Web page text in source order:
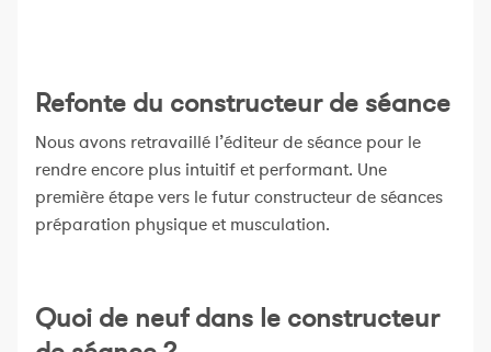
Refonte du constructeur de séance
Nous avons retravaillé l’éditeur de séance pour le
rendre encore plus intuitif et performant. Une
première étape vers le futur constructeur de séances
préparation physique et musculation.
Quoi de neuf dans le constructeur